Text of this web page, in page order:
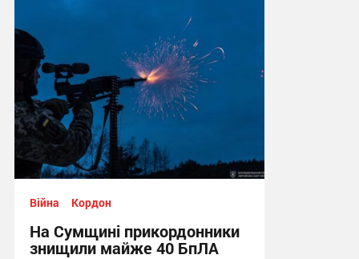
Війна Кордон
На Сумщині прикордонники
знищили майже 40 БпЛА